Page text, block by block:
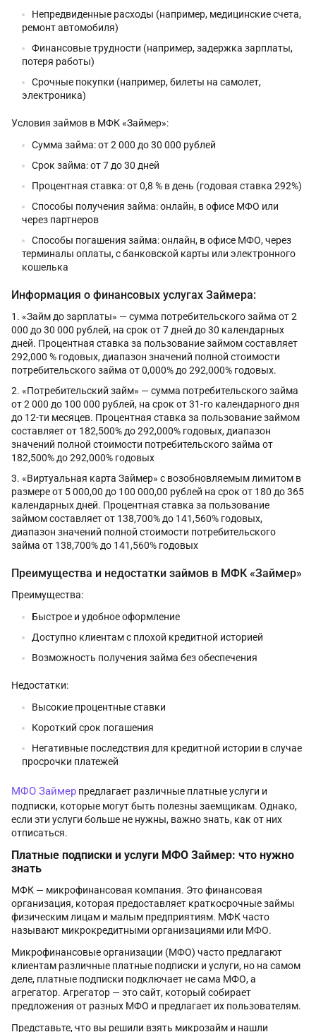
Непредвиденные расходы (например, медицинские счета,
ремонт автомобиля)
Финансовые трудности (например, задержка зарплаты,
потеря работы)
Срочные покупки (например, билеты на самолет,
электроника)
Условия займов в МФК «Займер»:
Сумма займа: от 2 000 до 30 000 рублей
Срок займа: от 7 до 30 дней
Процентная ставка: от 0,8 % в день (годовая ставка 292%)
Способы получения займа: онлайн, в офисе МФО или
через партнеров
Способы погашения займа: онлайн, в офисе МФО, через
терминалы оплаты, с банковской карты или электронного
кошелька
Информация о финансовых услугах Займера:
«Займ до зарплаты» — сумма потребительского займа от 2
000 до 30 000 рублей, на срок от 7 дней до 30 календарных
дней. Процентная ставка за пользование займом составляет
292,000 % годовых, диапазон значений полной стоимости
потребительского займа от 0,000% до 292,000% годовых.
«Потребительский займ» — сумма потребительского займа
от 2 000 до 100 000 рублей, на срок от 31-го календарного дня
до 12-ти месяцев. Процентная ставка за пользование займом
составляет от 182,500% до 292,000% годовых, диапазон
значений полной стоимости потребительского займа от
182,500% до 292,000% годовых
«Виртуальная карта Займер» с возобновляемым лимитом в
размере от 5 000,00 до 100 000,00 рублей на срок от 180 до 365
календарных дней. Процентная ставка за пользование
займом составляет от 138,700% до 141,560% годовых,
диапазон значений полной стоимости потребительского
займа от 138,700% до 141,560% годовых
Преимущества и недостатки займов в МФК «Займер»
Преимущества:
Быстрое и удобное оформление
Доступно клиентам с плохой кредитной историей
Возможность получения займа без обеспечения
Недостатки:
Высокие процентные ставки
Короткий срок погашения
Негативные последствия для кредитной истории в случае
просрочки платежей
МФО Займер предлагает различные платные услуги и
подписки, которые могут быть полезны заемщикам. Однако,
если эти услуги больше не нужны, важно знать, как от них
отписаться.
Платные подписки и услуги МФО Займер: что нужно
знать
МФК — микрофинансовая компания. Это финансовая
организация, которая предоставляет краткосрочные займы
физическим лицам и малым предприятиям. МФК часто
называют микрокредитными организациями или МФО.
Микрофинансовые организации (МФО) часто предлагают
клиентам различные платные подписки и услуги, но на самом
деле, платные подписки подключает не сама МФО, а
агрегатор. Агрегатор — это сайт, который собирает
предложения от разных МФО и предлагает их пользователям.
Представьте, что вы решили взять микрозайм и нашли